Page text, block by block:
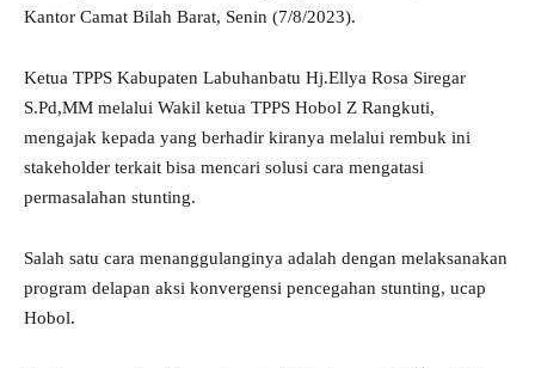
Kantor Camat Bilah Barat, Senin (7/8/2023).
Ketua TPPS Kabupaten Labuhanbatu Hj.Ellya Rosa Siregar
S.Pd,MM melalui Wakil ketua TPPS Hobol Z Rangkuti,
mengajak kepada yang berhadir kiranya melalui rembuk ini
stakeholder terkait bisa mencari solusi cara mengatasi
permasalahan stunting.
Salah satu cara menanggulanginya adalah dengan melaksanakan
program delapan aksi konvergensi pencegahan stunting, ucap
Hobol.